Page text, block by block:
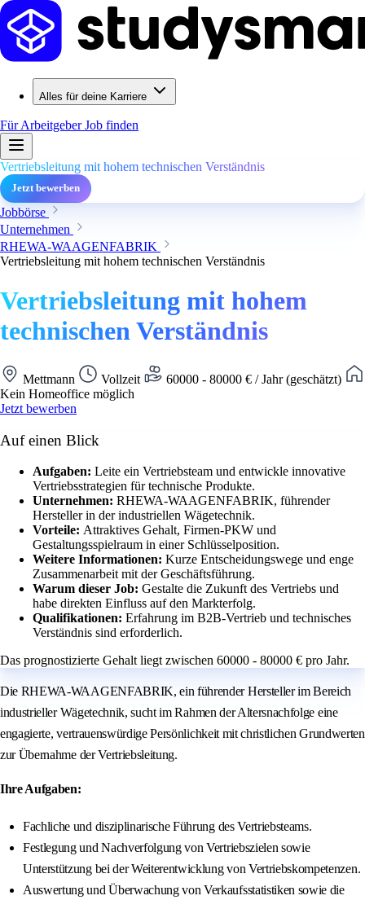
Alles für deine Karriere
Für ArbeitgeberJob finden
Vertriebsleitung mit hohem technischen Verständnis
Jetzt bewerben
Jobbörse
Unternehmen
RHEWA-WAAGENFABRIK
Vertriebsleitung mit hohem technischen Verständnis
Vertriebsleitung mit hohem
technischen Verständnis
Mettmann Vollzeit
60000 - 80000 € / Jahr (geschätzt)
Kein Homeoffice möglich
Jetzt bewerben
Auf einen Blick
Aufgaben: Leite ein Vertriebsteam und entwickle innovative
Vertriebsstrategien für technische Produkte.
Unternehmen: RHEWA-WAAGENFABRIK, führender
Hersteller in der industriellen Wägetechnik.
Vorteile: Attraktives Gehalt, Firmen-PKW und
Gestaltungsspielraum in einer Schlüsselposition.
Weitere Informationen: Kurze Entscheidungswege und enge
Zusammenarbeit mit der Geschäftsführung.
Warum dieser Job: Gestalte die Zukunft des Vertriebs und
habe direkten Einfluss auf den Markterfolg.
Qualifikationen: Erfahrung im B2B-Vertrieb und technisches
Verständnis sind erforderlich.
Das prognostizierte Gehalt liegt zwischen 60000 - 80000 € pro Jahr.
Die RHEWA-WAAGENFABRIK, ein führender Hersteller im Bereich
industrieller Wägetechnik, sucht im Rahmen der Altersnachfolge eine
engagierte, vertrauenswürdige Persönlichkeit mit christlichen Grundwerten
zur Übernahme der Vertriebsleitung.
Ihre Aufgaben:
Fachliche und disziplinarische Führung des Vertriebsteams.
Festlegung und Nachverfolgung von Vertriebszielen sowie
Unterstützung bei der Weiterentwicklung von Vertriebskompetenzen.
Auswertung und Überwachung von Verkaufsstatistiken sowie die